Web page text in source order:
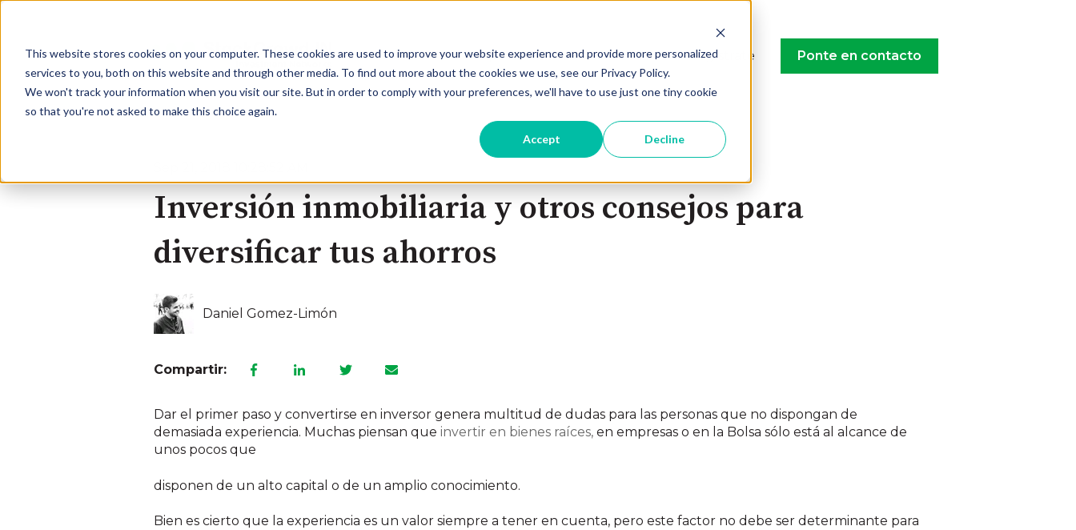
This website stores cookies on your computer. These cookies are used to improve your website experience and provide more personalized
services to you, both on this website and through other media. To find out more about the cookies we use, see our Privacy Policy.
We won't track your information when you visit our site. But in order to comply with your preferences, we'll have to use just one tiny cookie
so that you're not asked to make this choice again.
Accept Decline
Oportunidades De Inversión Regístrate Ponte en contacto
Inversión inmobiliaria y otros consejos para
diversificar tus ahorros
Daniel Gomez-Limón
Compartir:
Dar el primer paso y convertirse en inversor genera multitud de dudas para las personas que no dispongan de
demasiada experiencia. Muchas piensan que invertir en bienes raíces, en empresas o en la Bolsa sólo está al alcance de
unos pocos que
disponen de un alto capital o de un amplio conocimiento.
Bien es cierto que la experiencia es un valor siempre a tener en cuenta, pero este factor no debe ser determinante para